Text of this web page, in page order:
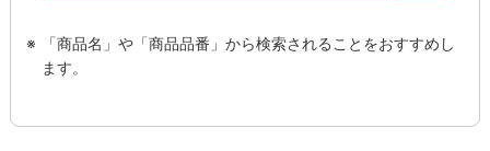
「商品名」や「商品品番」から検索されることをおすすめし
ます。